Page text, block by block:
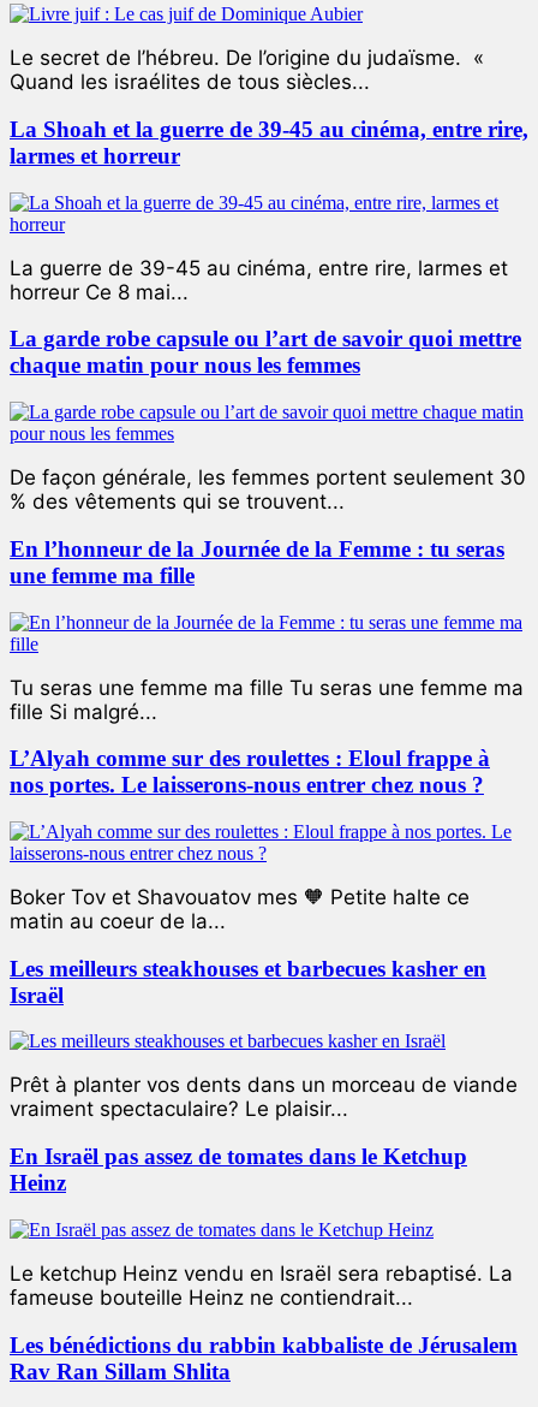
Le secret de l’hébreu. De l’origine du judaïsme. «
Quand les israélites de tous siècles...
La Shoah et la guerre de 39-45 au cinéma, entre rire,
larmes et horreur
La guerre de 39-45 au cinéma, entre rire, larmes et
horreur Ce 8 mai...
La garde robe capsule ou l’art de savoir quoi mettre
chaque matin pour nous les femmes
De façon générale, les femmes portent seulement 30
% des vêtements qui se trouvent...
En l’honneur de la Journée de la Femme : tu seras
une femme ma fille
Tu seras une femme ma fille Tu seras une femme ma
fille Si malgré...
L’Alyah comme sur des roulettes : Eloul frappe à
nos portes. Le laisserons-nous entrer chez nous ?
Boker Tov et Shavouatov mes 🧡 Petite halte ce
matin au coeur de la...
Les meilleurs steakhouses et barbecues kasher en
Israël
Prêt à planter vos dents dans un morceau de viande
vraiment spectaculaire? Le plaisir...
En Israël pas assez de tomates dans le Ketchup
Heinz
Le ketchup Heinz vendu en Israël sera rebaptisé. La
fameuse bouteille Heinz ne contiendrait...
Les bénédictions du rabbin kabbaliste de Jérusalem
Rav Ran Sillam Shlita